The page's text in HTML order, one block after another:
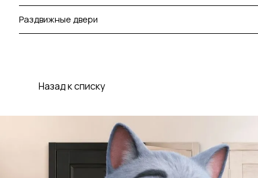
Раздвижные двери
Назад к списку